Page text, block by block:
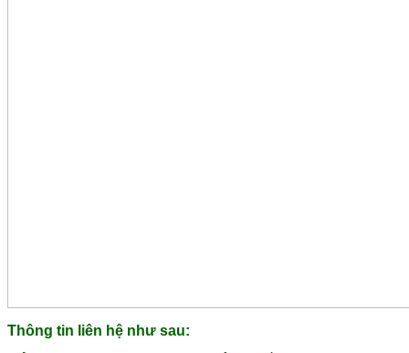
Thông tin liên hệ như sau: